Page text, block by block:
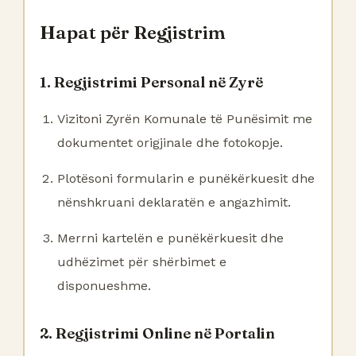
Hapat për Regjistrim
1. Regjistrimi Personal në Zyrë
Vizitoni Zyrën Komunale të Punësimit me
dokumentet origjinale dhe fotokopje.
Plotësoni formularin e punëkërkuesit dhe
nënshkruani deklaratën e angazhimit.
Merrni kartelën e punëkërkuesit dhe
udhëzimet për shërbimet e
disponueshme.
2. Regjistrimi Online në Portalin